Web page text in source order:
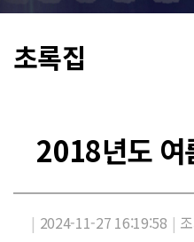
초록집
2018년도 여
| 2024-11-27 16:19:58 |